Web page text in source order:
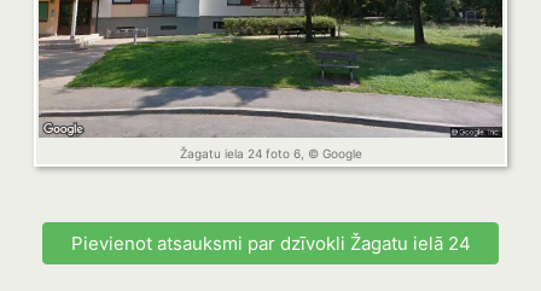
Žagatu iela 24 foto 6, © Google
Pievienot atsauksmi par dzīvokli Žagatu ielā 24